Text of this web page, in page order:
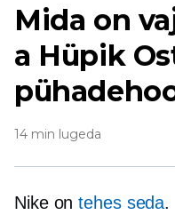
Mida on
a Hüpik
14 min lugeda
Nike ontehes seda.